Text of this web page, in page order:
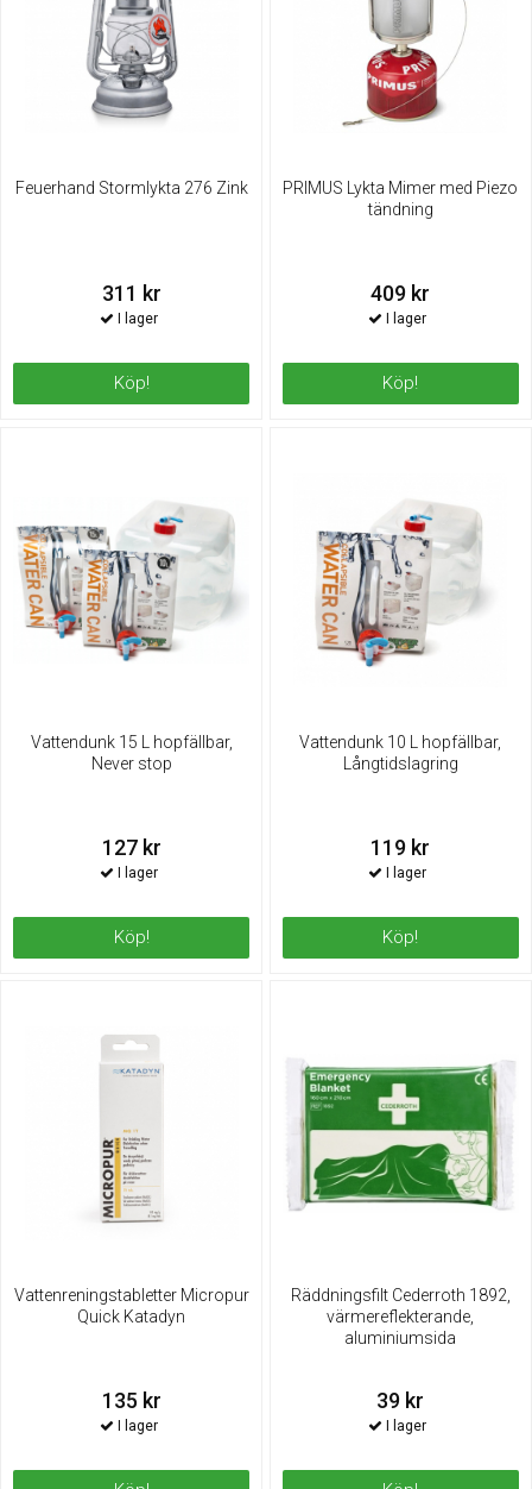
Feuerhand Stormlykta 276 Zink
311 kr
Köp!
PRIMUS Lykta Mimer med Piezo
tändning
409 kr
Köp!
Vattendunk 15 L hopfällbar,
Never stop
127 kr
Köp!
Vattendunk 10 L hopfällbar,
Långtidslagring
119 kr
Köp!
Vattenreningstabletter Micropur
Quick Katadyn
135 kr
Räddningsfilt Cederroth 1892,
värmereflekterande,
aluminiumsida
39 kr